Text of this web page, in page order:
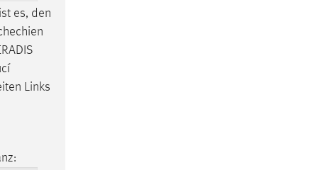
es, den
Links